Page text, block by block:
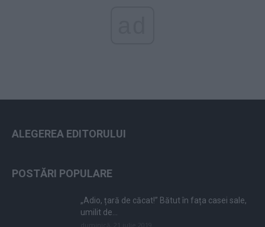
ALEGEREA EDITORULUI
POSTĂRI POPULARE
„Adio, țară de căcat!” Bătut în fața casei sale,
umilit de...